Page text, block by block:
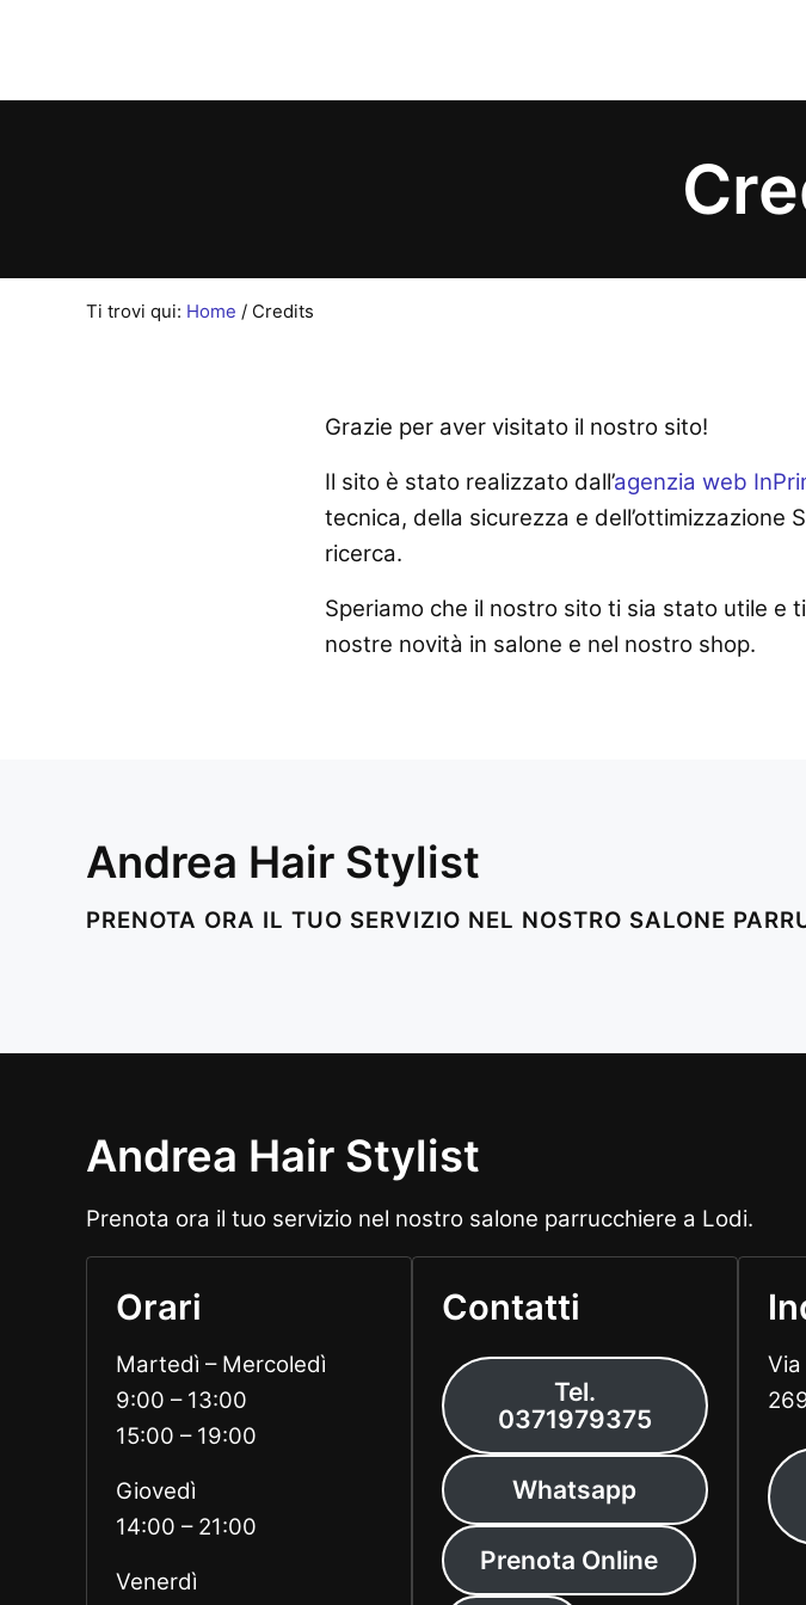
Andrea Hair Stylist
Salone Parrucchiere a Lodi
Ti trovi qui: Home / Credits
Grazie per aver visitato il nostro sito!
Il sito è stato realizzato dall’agenzia web
tecnica, della sicurezza e dell’ottimizzazione
ricerca.
Speriamo che il nostro sito ti sia stato utile e
nostre novità in salone e nel nostro shop.
Andrea Hair Stylist
PRENOTA ORA IL TUO SERVIZIO NEL NOSTRO SALONE
Andrea Hair Stylist
Prenota ora il tuo servizio nel nostro salone parrucchiere a Lodi.
Orari
Martedì – Mercoledì
9:00 – 13:00
15:00 – 19:00
Giovedì
14:00 – 21:00
Venerdì
Contatti
Tel.
0371979375
Whatsapp
Prenota Online